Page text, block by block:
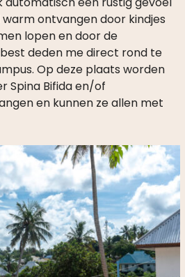
lopen en door de
deden me direct rond te
Op deze plaats worden
Spina Bifida en/of
en kunnen ze allen met